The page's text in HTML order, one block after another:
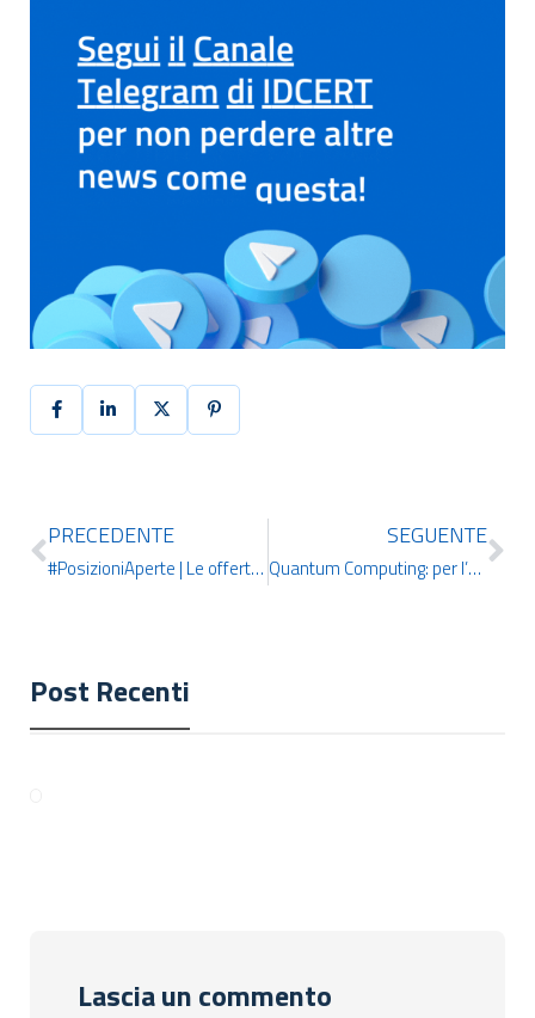
PRECEDENTE
#PosizioniAperte | Le offerte di lavoro più interessanti di questa settimana
SEGUENTE
Quantum Computing: per l’Europa è tra le priorità per il 2030
Post Recenti
Lascia un commento